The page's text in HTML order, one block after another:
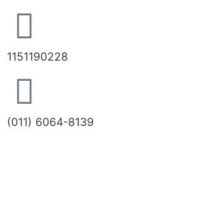
1151190228
(011) 6064-8139